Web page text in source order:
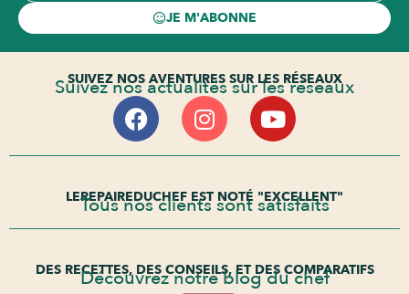
JE M'ABONNE
SUIVEZ NOS AVENTURES SUR LES RÉSEAUX
Suivez nos actualités sur les réseaux
LEREPAIREDUCHEF EST NOTÉ "EXCELLENT"
Tous nos clients sont satisfaits
DES RECETTES, DES CONSEILS, ET DES COMPARATIFS
Découvrez notre blog du chef